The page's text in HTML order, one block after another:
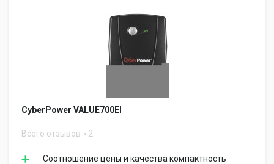
CyberPower VALUE700EI
Всего отзывов 2
Соотношение цены и качества компактность